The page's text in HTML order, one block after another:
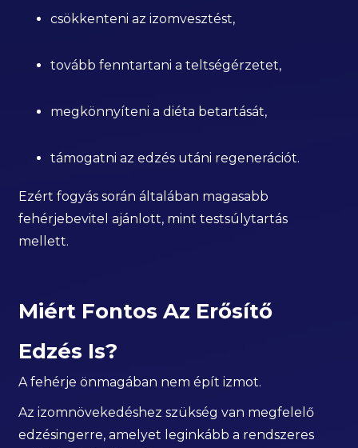
csökkenteni az izomvesztést,
tovább fenntartani a teltségérzetet,
megkönnyíteni a diéta betartását,
támogatni az edzés utáni regenerációt.
Ezért fogyás során általában magasabb
fehérjebevitel ajánlott, mint testsúlytartás
mellett.
Miért Fontos Az Erősítő
Edzés Is?
A fehérje önmagában nem épít izmot.
Az izomnövekedéshez szükség van megfelelő
edzésingerre, amelyet leginkább a rendszeres